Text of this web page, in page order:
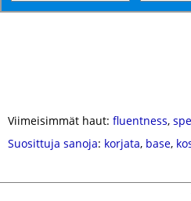
Viimeisimmät haut: fluentness,
Suosittuja sanoja: korjata, base,